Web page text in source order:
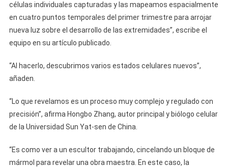
células individuales capturadas y las mapeamos espacialmente
en cuatro puntos temporales del primer trimestre para arrojar
nueva luz sobre el desarrollo de las extremidades”, escribe el
equipo en su artículo publicado.
“Al hacerlo, descubrimos varios estados celulares nuevos”,
añaden.
“Lo que revelamos es un proceso muy complejo y regulado con
precisión”, afirma Hongbo Zhang, autor principal y biólogo celular
de la Universidad Sun Yat-sen de China.
“Es como ver a un escultor trabajando, cincelando un bloque de
mármol para revelar una obra maestra. En este caso, la